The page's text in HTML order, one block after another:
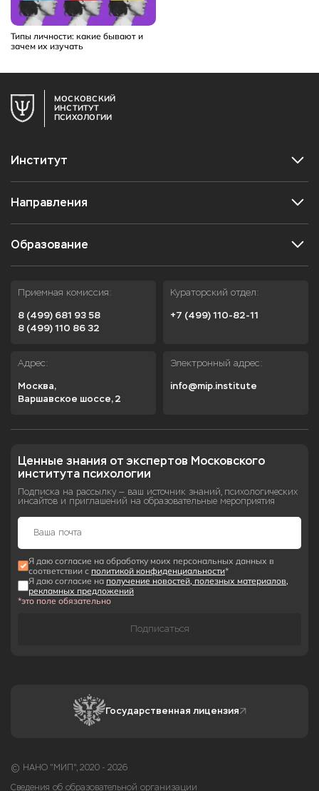
Типы личности: какие бывают и
зачем их изучать
МОСКОВСКИЙ
ИНСТИТУТ
ПСИХОЛОГИИ
Институт
Направления
Образование
Приемная комиссия:
8 (499) 681 93 58
8 (499) 110 86 32
Кураторский отдел:
+7 (499) 110-82-11
Адрес:
Москва,
Варшавское шоссе, 2
Электронный адрес:
info@mip.institute
Ценные знания от экспертов Московского
института психологии
Подписка на рассылку — ваш источник знаний, психологических
инсайтов и приглашений на образовательные мероприятия
Я даю согласие на обработку моих персональных данных в
соответствии с политикой конфиденциальности*
Я даю согласие на получение новостей, полезных материалов,
рекламных предложений
*это поле обязательно
Подписаться
Государственная лицензия
© НАНО "МИП", 2020 - 2026
Сведения об образовательной организации